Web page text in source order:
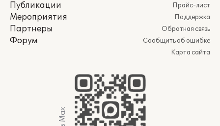
Публикации
Мероприятия
Партнеры
Форум
Прайс-лист
Поддержка
Обратная связь
Сообщить об ошибке
Карта сайта